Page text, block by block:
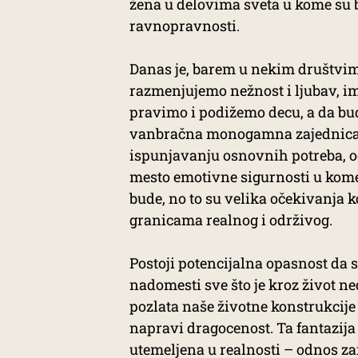
žena u delovima sveta u kome
ravnopravnosti.
Danas je, barem u nekim
razmenjujemo nežnost i ljubav,
pravimo i podižemo decu, a da
vanbračna monogamna
ispunjavanju osnovnih potreba,
mesto emotivne sigurnosti u
bude, no to su velika očekivanja
granicama realnog i održivog.
Postoji potencijalna opasnost da
nadomesti sve što je kroz život
pozlata naše životne
napravi dragocenost. Ta
utemeljena u realnosti – odnos